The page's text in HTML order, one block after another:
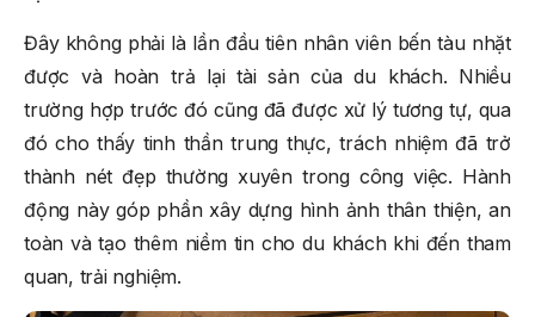
Đây không phải là lần đầu tiên nhân viên bến tàu nhặt
được và hoàn trả lại tài sản của du khách. Nhiều
trường hợp trước đó cũng đã được xử lý tương tự, qua
đó cho thấy tinh thần trung thực, trách nhiệm đã trở
thành nét đẹp thường xuyên trong công việc. Hành
động này góp phần xây dựng hình ảnh thân thiện, an
toàn và tạo thêm niềm tin cho du khách khi đến tham
quan, trải nghiệm.